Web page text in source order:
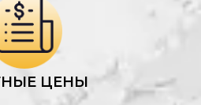
ЦЕНЫ